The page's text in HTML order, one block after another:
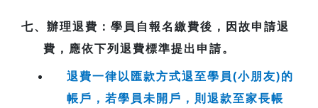
七、 辦理退費 ：學員自報名繳費後，因故申請退
費，應依下列退費標準提出申請。
退費一律以匯款方式退至學員(小朋友)的
帳戶，若學員未開戶，則退款至家長帳